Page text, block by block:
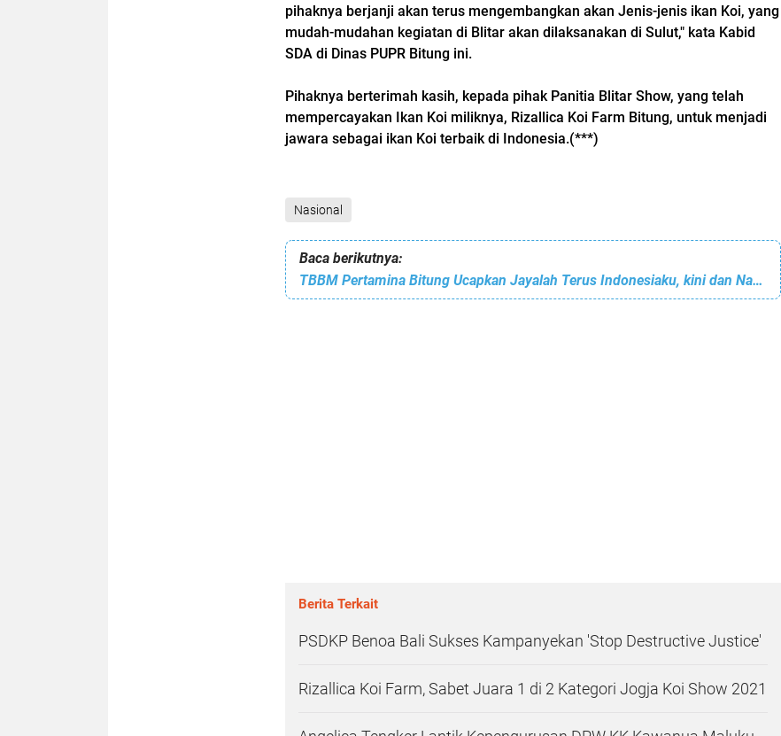
pihaknya berjanji akan terus mengembangkan akan Jenis-jenis ikan Koi, yang
mudah-mudahan kegiatan di Blitar akan dilaksanakan di Sulut," kata Kabid
SDA di Dinas PUPR Bitung ini.
Pihaknya berterimah kasih, kepada pihak Panitia Blitar Show, yang telah
mempercayakan Ikan Koi miliknya, Rizallica Koi Farm Bitung, untuk menjadi
jawara sebagai ikan Koi terbaik di Indonesia.(***)
Nasional
Baca berikutnya:
TBBM Pertamina Bitung Ucapkan Jayalah Terus Indonesiaku, kini dan Nanti
Berita Terkait
PSDKP Benoa Bali Sukses Kampanyekan 'Stop Destructive Justice'
Rizallica Koi Farm, Sabet Juara 1 di 2 Kategori Jogja Koi Show 2021